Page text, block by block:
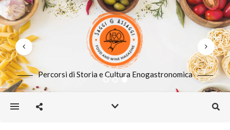
Percorsi di Storia e Cultura Enogastronomica